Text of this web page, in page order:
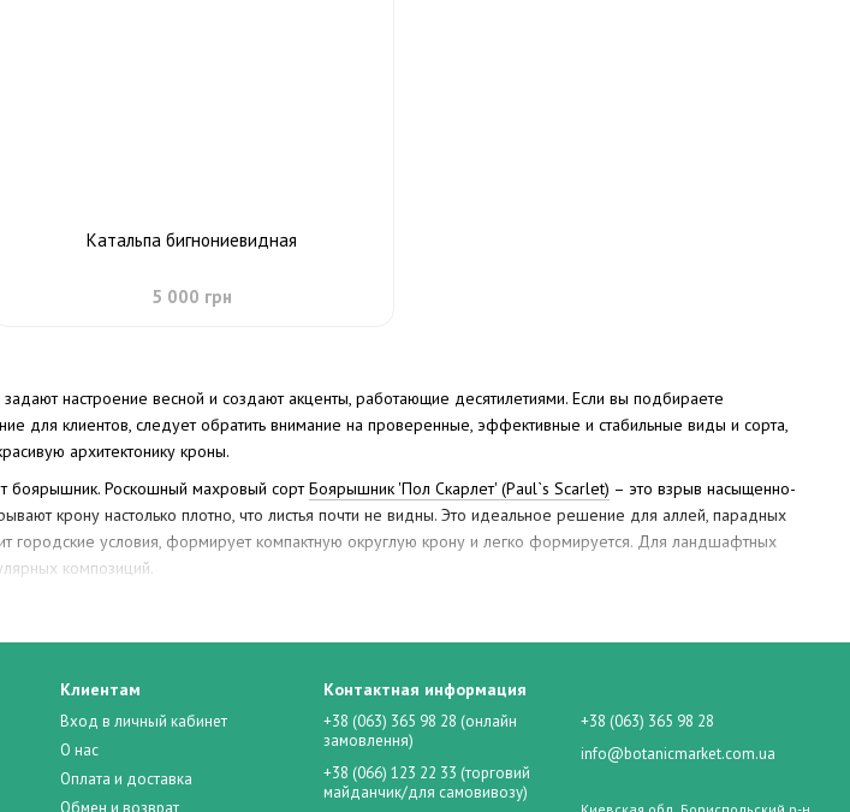
настроение весной и создают акценты, работающие десятилетиями. Если вы подбираете
для клиентов, следует обратить внимание на проверенные, эффективные и стабильные виды и сорта,
архитектонику кроны.
боярышник. Роскошный махровый сортБоярышник 'Пол Скарлет' (Paul`s Scarlet) – это взрыв насыщенно-
крону настолько плотно, что листья почти не видны. Это идеальное решение для аллей, парадных
городские условия, формирует компактную округлую крону и легко формируется. Для ландшафтных
композиций.
на боярышник
Crataegus prunifolia). Его блестящие темно-зеленые листья напоминают
тона. Весеннее белое цветение выглядит нежно и естественно, компактная форма делает дерево
Рябина обыкновенная
aucuparia ).Весной она покрывается кремово-белыми соцветиями,
Катальпа бигнониевидная
5 000 грн
Клиентам
Вход в личный кабинет
О нас
Оплата и доставка
Обмен и возврат
Контактная информация
+38 (063) 365 98 28 (онлайн
замовлення)
+38 (066) 123 22 33 (торговий
майданчик/для самовивозу)
+38 (063) 365 98 28
info@botanicmarket.com.ua